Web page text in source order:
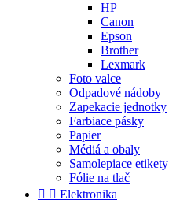
HP
Canon
Epson
Brother
Lexmark
Foto valce
Odpadové nádoby
Zapekacie jednotky
Farbiace pásky
Papier
Médiá a obaly
Samolepiace etikety
Fólie na tlač
  Elektronika